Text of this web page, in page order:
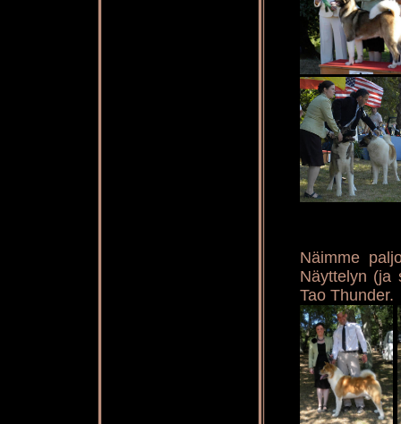
Näimme
Näyttelyn (ja
Tao Thunder.